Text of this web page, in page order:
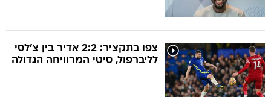
צפו בתקציר: 2:2 אדיר בין צ'לסי
לליברפול, סיטי המרוויחה הגדולה